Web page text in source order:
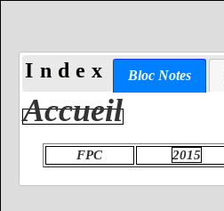
Index Bloc Notes
Accueil
FPC 2015